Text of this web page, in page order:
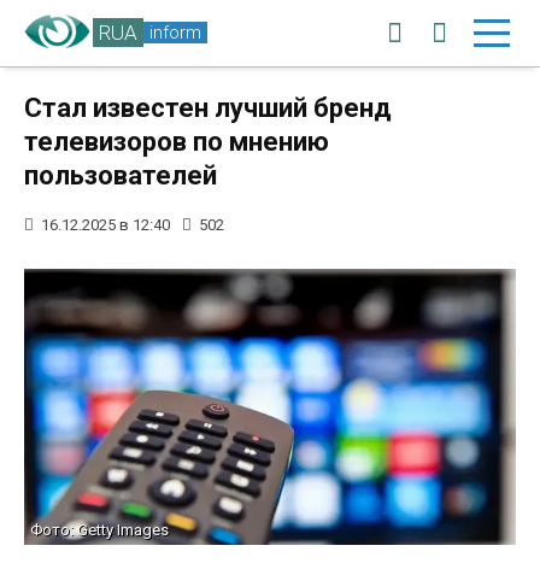
RUA inform
Стал известен лучший бренд
телевизоров по мнению
пользователей
16.12.2025 в 12:40 502
Фото: Getty Images